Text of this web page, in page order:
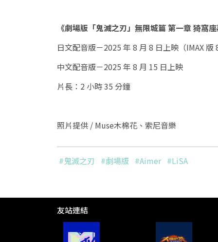
《劇場版「鬼滅之刃」無限城篇 第一章 猗窩
日文配音版－2025 年 8 月 8 日上映（IMAX 版
中文配音版－2025 年 8 月 15 日上映
片長：2 小時 35 分鐘
照片提供 / Muse木棉花、索尼音樂
#鬼滅之刃 #劇場版 #Aimer #LiSA
友站連結